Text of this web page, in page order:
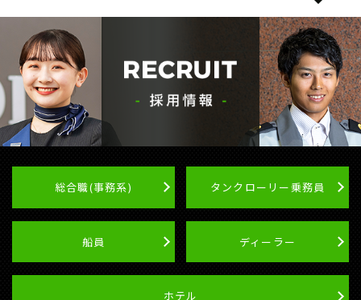
総合職(事務系) タンクローリー乗務員
船員 ディーラー
ホテル